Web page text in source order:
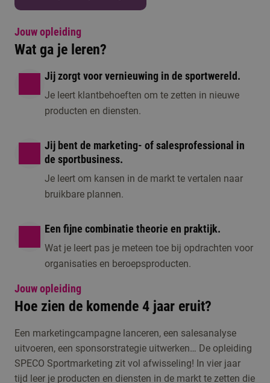
Jouw opleiding
Wat ga je leren?
Jij zorgt voor vernieuwing in de sportwereld.
Je leert klantbehoeften om te zetten in nieuwe
producten en diensten.
Jij bent de marketing- of salesprofessional in
de sportbusiness.
Je leert om kansen in de markt te vertalen naar
bruikbare plannen.
Een fijne combinatie theorie en praktijk.
Wat je leert pas je meteen toe bij opdrachten voor
organisaties en beroepsproducten.
Jouw opleiding
Hoe zien de komende 4 jaar eruit?
Een marketingcampagne lanceren, een salesanalyse
uitvoeren, een sponsorstrategie uitwerken… De opleiding
SPECO Sportmarketing zit vol afwisseling! In vier jaar
tijd leer je producten en diensten in de markt te zetten die